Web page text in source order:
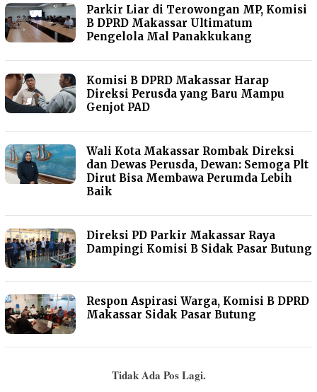
Parkir Liar di Terowongan MP, Komisi
B DPRD Makassar Ultimatum
Pengelola Mal Panakkukang
Komisi B DPRD Makassar Harap
Direksi Perusda yang Baru Mampu
Genjot PAD
Wali Kota Makassar Rombak Direksi
dan Dewas Perusda, Dewan: Semoga Plt
Dirut Bisa Membawa Perumda Lebih
Baik
Direksi PD Parkir Makassar Raya
Dampingi Komisi B Sidak Pasar Butung
Respon Aspirasi Warga, Komisi B DPRD
Makassar Sidak Pasar Butung
Tidak Ada Pos Lagi.